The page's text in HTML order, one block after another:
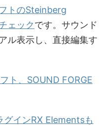
トのSteinberg
ェックです。サウンド
ル表示し、直接編集す
ト、SOUND FORGE
インRX Elementsも